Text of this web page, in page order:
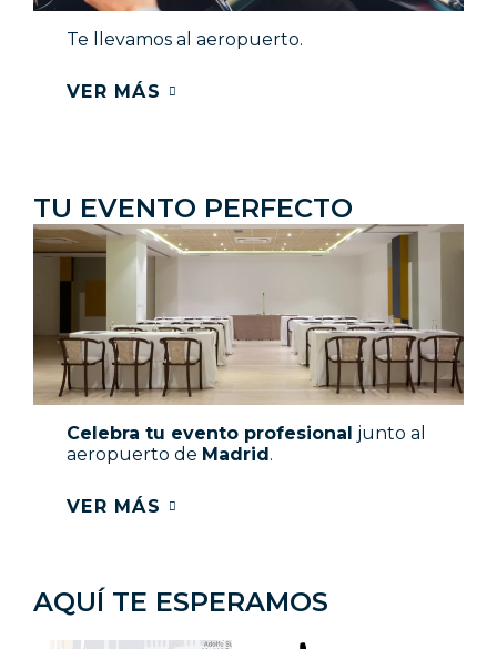
Te llevamos al aeropuerto.
VER MÁS
TU EVENTO PERFECTO​
Celebra tu evento profesional junto al
aeropuerto de Madrid.
VER MÁS
AQUÍ TE ESPERAMOS​